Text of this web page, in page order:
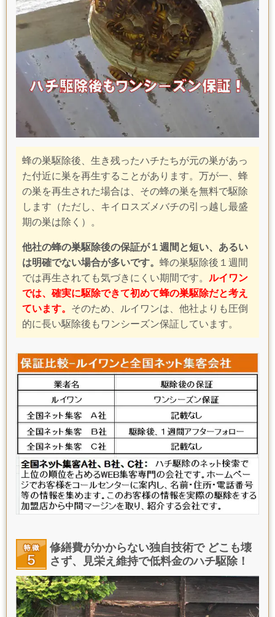
蜂の巣駆除後、生き残ったハチたちが元の巣があっ
た付近に巣を再生することがあります。万が一、蜂
の巣を再生された場合は、その蜂の巣を無料で駆除
します （ただし、キイロスズメバチの引っ越し最盛
期の巣は除く）
。
他社の蜂の巣駆除後の保証が１週間と短い、あるい
は明確でない場合が多いです。 蜂の巣駆除後１週間
では再生されても気づきにくい期間です。 ルイワン
では、確実に駆除できて初めて蜂の巣駆除だと考え
ています。 そのため、ルイワンは、他社よりも圧倒
的に長い駆除後もワンシーズン保証しています。
修繕費がかからない独自技術で どこも壊
さず、見栄え維持で低料金のハチ駆除！